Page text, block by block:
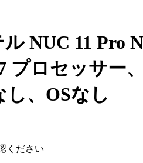
NUC 11 Pro
プロセッサー
、OSなし
ください